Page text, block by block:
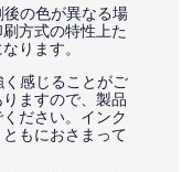
の色が異なる場
方式の特性上た
ります。
感じることがご
ますので、製品
ださい。インク
もにおさまって